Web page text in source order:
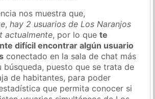
nos muestra que,
,hay 2 usuarios de Los Naranjos
actualmente, por lo quete
difícil encontrar algún usuario
conectado en la sala de chat más
búsqueda, puesto que se trata de
de habitantes, para poder
que permita conocer si